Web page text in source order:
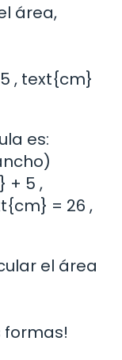
área,
, text{cm}
es:
+ 5 ,
= 26 ,
el área
formas!